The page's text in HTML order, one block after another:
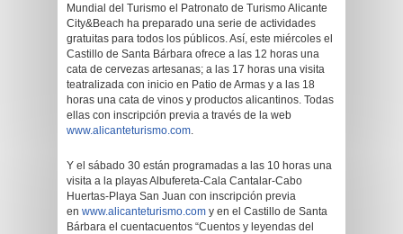
Mundial del Turismo el Patronato de Turismo Alicante
City&Beach ha preparado una serie de actividades
gratuitas para todos los públicos. Así, este miércoles el
Castillo de Santa Bárbara ofrece a las 12 horas una
cata de cervezas artesanas; a las 17 horas una visita
teatralizada con inicio en Patio de Armas y a las 18
horas una cata de vinos y productos alicantinos. Todas
ellas con inscripción previa a través de la web
www.alicanteturismo.com.
Y el sábado 30 están programadas a las 10 horas una
visita a la playas Albufereta-Cala Cantalar-Cabo
Huertas-Playa San Juan con inscripción previa
en www.alicanteturismo.com y en el Castillo de Santa
Bárbara el cuentacuentos “Cuentos y leyendas del